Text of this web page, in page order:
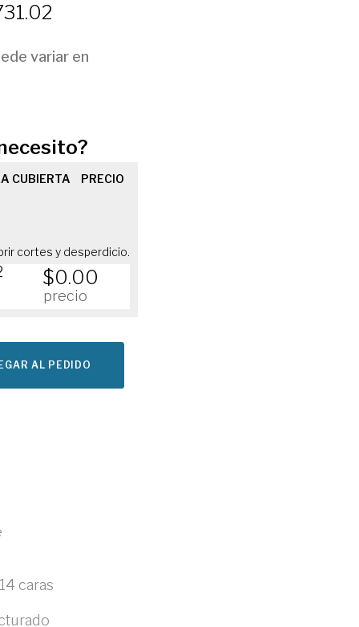
variar en
CUBIERTA PRECIO
cortes y desperdicio.
$0.00
precio
AL PEDIDO
caras